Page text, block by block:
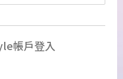
帳戶登入